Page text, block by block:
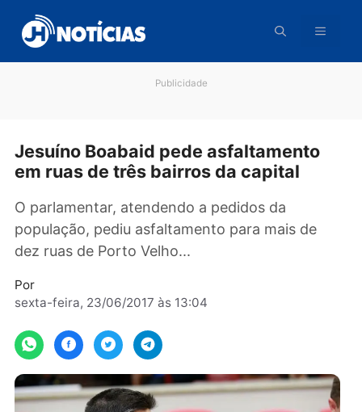
para
conteúdo
Jesuíno Boabaid pede asfaltamento
O parlamentar, atendendo a pedidos da
população, pediu asfaltamento para mais de
dez ruas de Porto Velho...
sexta-feira, 23/06/2017 às 13:04